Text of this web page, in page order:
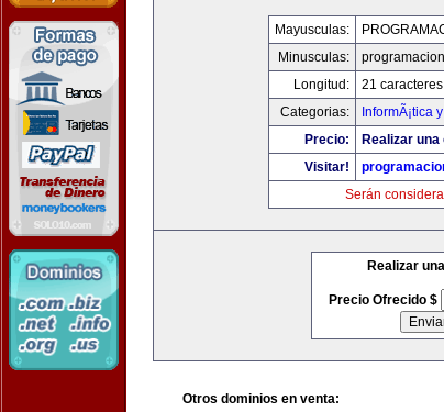
Mayusculas:
Minusculas:
Longitud:
21 caracteres
Categorias:
InformÃ¡tica
Precio:
Realizar una
Visitar!
Serán
Realizar
Precio Ofrecido $
Otros dominios en venta: